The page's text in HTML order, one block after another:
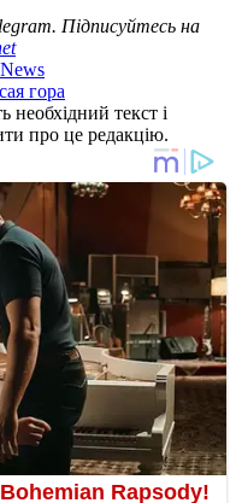
Підписуйтесь на
гора
необхідний текст і
про це редакцію.